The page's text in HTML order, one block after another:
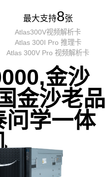
最大支持8张
Atlas300V视频解析卡
Atlas 300I Pro 推理卡
Atlas 300V Pro 视频解析卡
金沙
金沙老品
问学一体